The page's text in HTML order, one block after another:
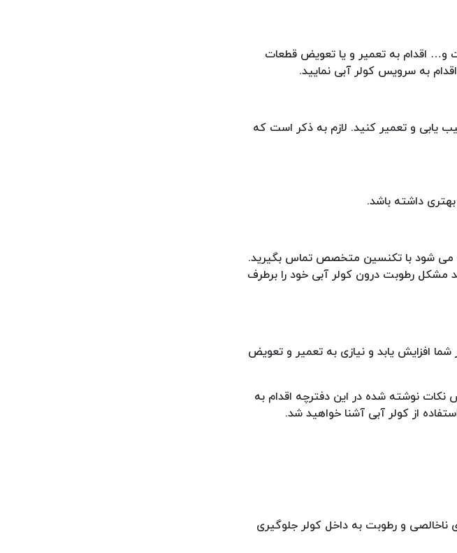
و… اقدام به تعمیر و یا تعویض قطعات
به سرویس کولر آبی نمایید.
یابی و تعمیر کنید. لازم به ذکر است که
داشته باشد.
می شود با تکنسین متخصص تماس بگیرید.
مشکل رطوبت درون کولر آبی خود را برطرف
افزایش یابد و نیازی به تعمیر و تعویض
نکات نوشته شده در این دفترچه اقدام به
از کولر آبی آشنا خواهید شد.
ناخالصی و رطوبت به داخل کولر جلوگیری